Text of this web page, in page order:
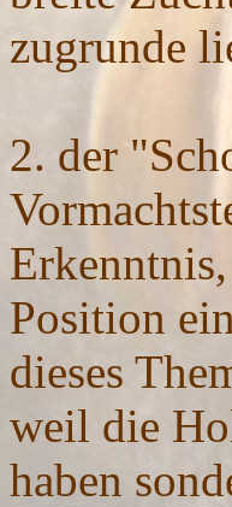
zugrunde
2. der
Position
dieses
weil die
haben